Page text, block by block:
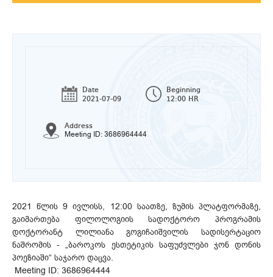
Date
2021-07-09
Beginning
12:00 HR
Address
Meeting ID: 3686964444
2021 წლის 9 ივლისს, 12:00 საათზე, ზუმის პლატფორმაზე,
გაიმართება ფილოლოგიის სადოქტორო პროგრამის
დოქტორანტ ლილიანა გოგიჩაიშვილის სადისერტაციო
ნაშრომის - „ბაროკოს ესთეტიკის საფუძვლები ჯონ დონის
პოეზიაში“ საჯარო დაცვა.
Meeting ID: 3686964444